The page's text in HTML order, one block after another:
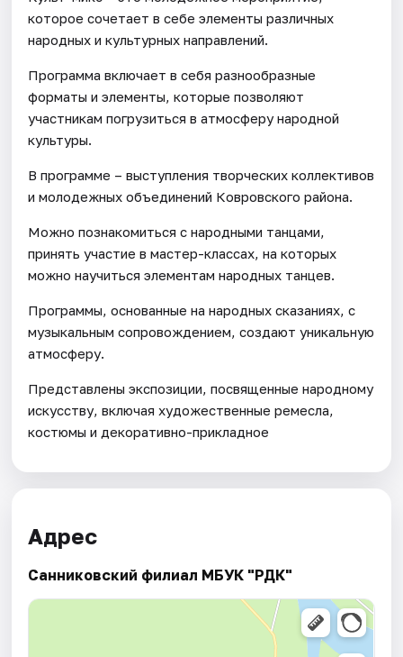
которое сочетает в себе элементы различных
народных и культурных направлений.
Программа включает в себя разнообразные
форматы и элементы, которые позволяют
участникам погрузиться в атмосферу народной
культуры.
В программе – выступления творческих коллективов
и молодежных объединений Ковровского района.
Можно познакомиться с народными танцами,
принять участие в мастер-классах, на которых
можно научиться элементам народных танцев.
Программы, основанные на народных сказаниях, с
музыкальным сопровождением, создают уникальную
атмосферу.
Представлены экспозиции, посвященные народному
искусству, включая художественные ремесла,
костюмы и декоративно-прикладное
Адрес
Санниковский филиал МБУК "РДК"